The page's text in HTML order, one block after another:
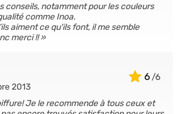
conseils, notamment pour les couleurs
comme Inoa.
aiment ce qu'ils font, il me semble
merci !!
6
2013
Je le recommende à tous ceux et